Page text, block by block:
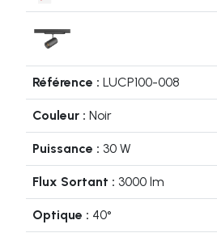
LUCP100-008
Noir
30 W
3000 lm
40°